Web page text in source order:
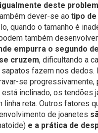
deste
dever-se ao tipo
quando o tamanho é
também
empurra o segundo
cruzem, dificultando a
fazem nos dedos.
se progressivamente,
inclinado, os tendões
linha reta. Outros fatores
de joanetes
e a prática de